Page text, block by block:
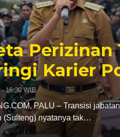
Politik
jabatan dari bupati Morowali